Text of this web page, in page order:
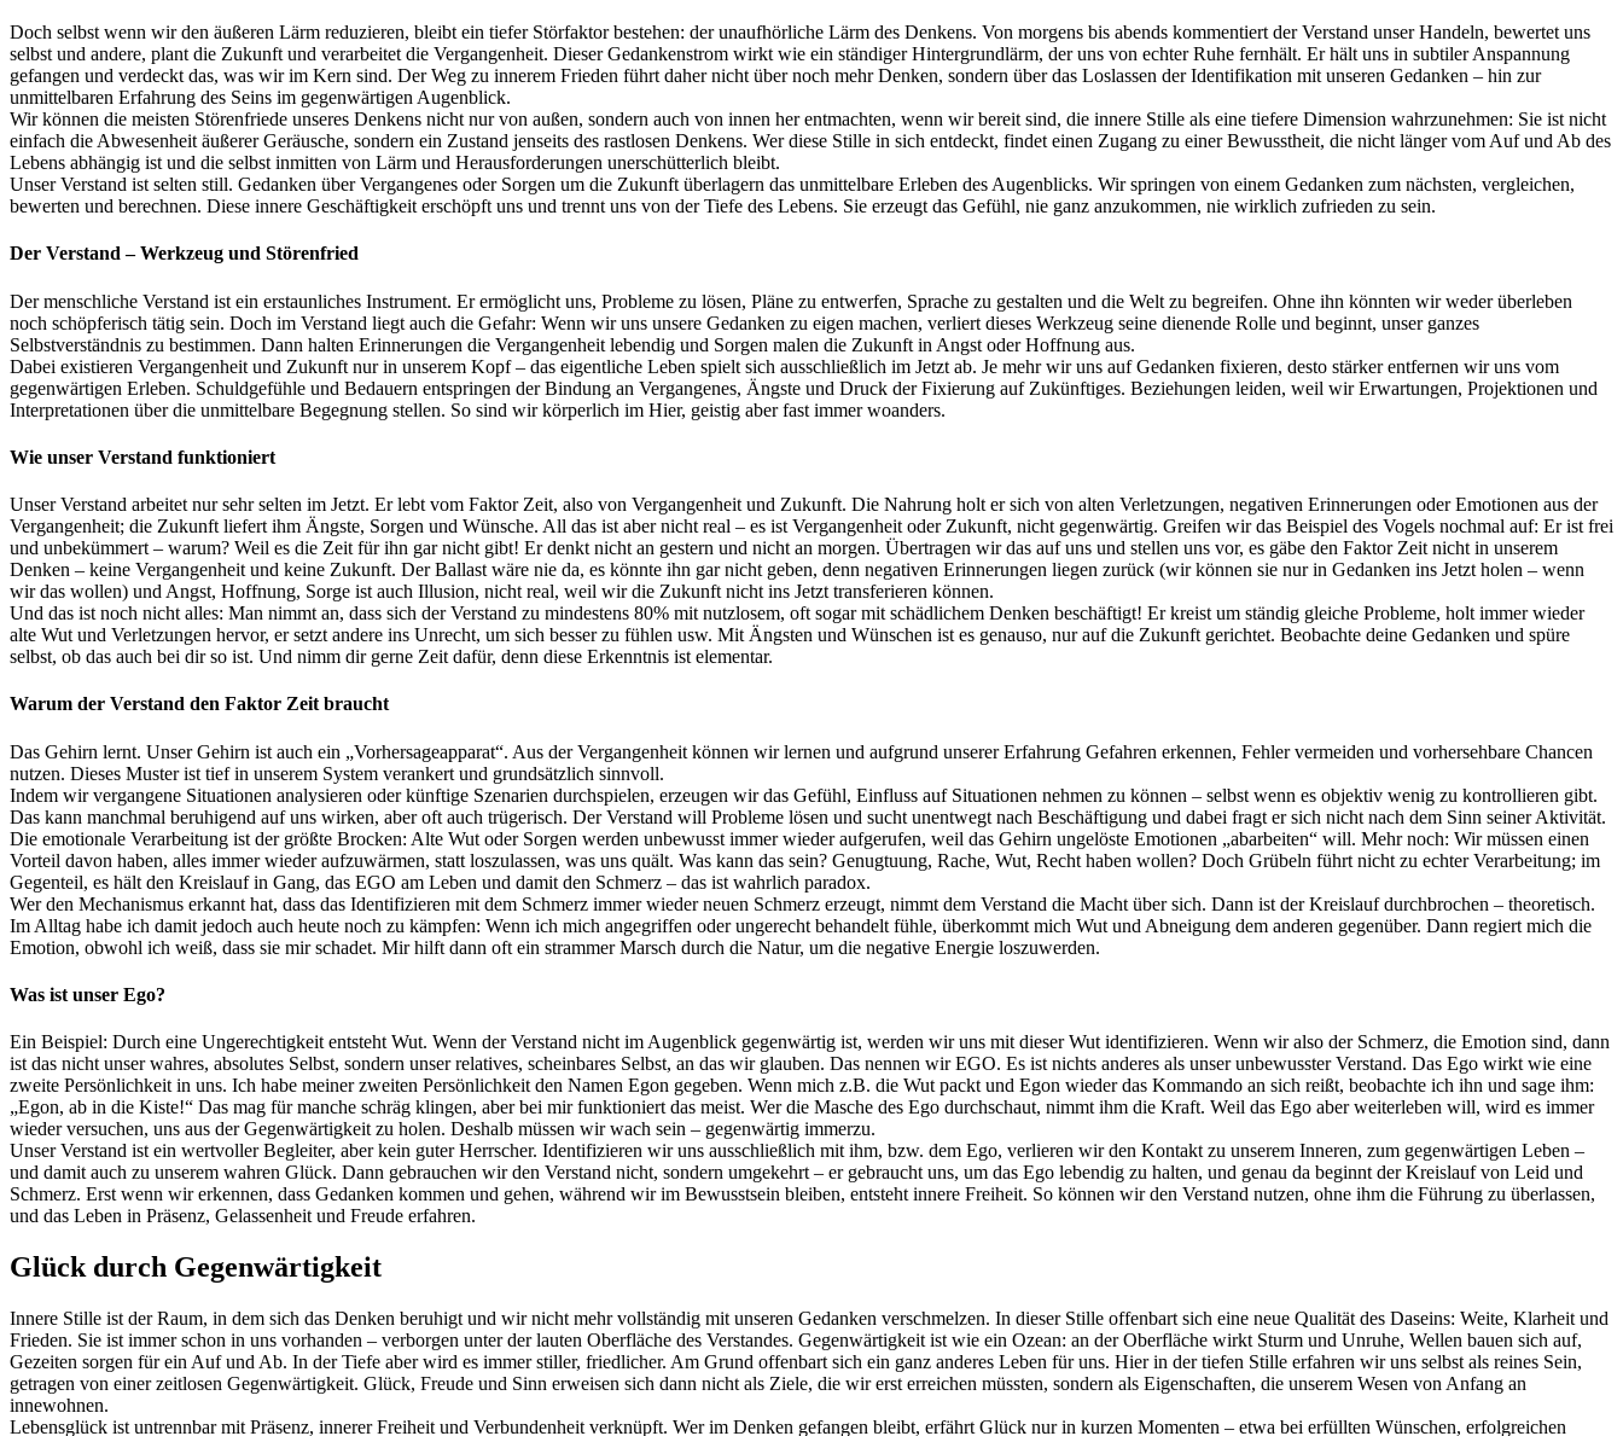
Doch selbst wenn wir den äußeren Lärm reduzieren, bleibt ein tiefer Störfaktor bestehen: der unaufhörliche Lärm des Denkens. Von morgens bis abends kommentiert der Verstand unser Handeln, bewertet uns
selbst und andere, plant die Zukunft und verarbeitet die Vergangenheit. Dieser Gedankenstrom wirkt wie ein ständiger Hintergrundlärm, der uns von echter Ruhe fernhält. Er hält uns in subtiler Anspannung
gefangen und verdeckt das, was wir im Kern sind. Der Weg zu innerem Frieden führt daher nicht über noch mehr Denken, sondern über das Loslassen der Identifikation mit unseren Gedanken – hin zur
unmittelbaren Erfahrung des Seins im gegenwärtigen Augenblick.
Wir können die meisten Störenfriede unseres Denkens nicht nur von außen, sondern auch von innen her entmachten, wenn wir bereit sind, die innere Stille als eine tiefere Dimension wahrzunehmen: Sie ist nicht
einfach die Abwesenheit äußerer Geräusche, sondern ein Zustand jenseits des rastlosen Denkens. Wer diese Stille in sich entdeckt, findet einen Zugang zu einer Bewusstheit, die nicht länger vom Auf und Ab des
Lebens abhängig ist und die selbst inmitten von Lärm und Herausforderungen unerschütterlich bleibt.
Unser Verstand ist selten still. Gedanken über Vergangenes oder Sorgen um die Zukunft überlagern das unmittelbare Erleben des Augenblicks. Wir springen von einem Gedanken zum nächsten, vergleichen,
bewerten und berechnen. Diese innere Geschäftigkeit erschöpft uns und trennt uns von der Tiefe des Lebens. Sie erzeugt das Gefühl, nie ganz anzukommen, nie wirklich zufrieden zu sein.
Der Verstand – Werkzeug und Störenfried
Der menschliche Verstand ist ein erstaunliches Instrument. Er ermöglicht uns, Probleme zu lösen, Pläne zu entwerfen, Sprache zu gestalten und die Welt zu begreifen. Ohne ihn könnten wir weder überleben
noch schöpferisch tätig sein. Doch im Verstand liegt auch die Gefahr: Wenn wir uns unsere Gedanken zu eigen machen, verliert dieses Werkzeug seine dienende Rolle und beginnt, unser ganzes
Selbstverständnis zu bestimmen. Dann halten Erinnerungen die Vergangenheit lebendig und Sorgen malen die Zukunft in Angst oder Hoffnung aus.
Dabei existieren Vergangenheit und Zukunft nur in unserem Kopf – das eigentliche Leben spielt sich ausschließlich im Jetzt ab. Je mehr wir uns auf Gedanken fixieren, desto stärker entfernen wir uns vom
gegenwärtigen Erleben. Schuldgefühle und Bedauern entspringen der Bindung an Vergangenes, Ängste und Druck der Fixierung auf Zukünftiges. Beziehungen leiden, weil wir Erwartungen, Projektionen und
Interpretationen über die unmittelbare Begegnung stellen. So sind wir körperlich im Hier, geistig aber fast immer woanders.
Wie unser Verstand funktioniert
Unser Verstand arbeitet nur sehr selten im Jetzt. Er lebt vom Faktor Zeit, also von Vergangenheit und Zukunft. Die Nahrung holt er sich von alten Verletzungen, negativen Erinnerungen oder Emotionen aus der
Vergangenheit; die Zukunft liefert ihm Ängste, Sorgen und Wünsche. All das ist aber nicht real – es ist Vergangenheit oder Zukunft, nicht gegenwärtig. Greifen wir das Beispiel des Vogels nochmal auf: Er ist frei
und unbekümmert – warum? Weil es die Zeit für ihn gar nicht gibt! Er denkt nicht an gestern und nicht an morgen. Übertragen wir das auf uns und stellen uns vor, es gäbe den Faktor Zeit nicht in unserem
Denken – keine Vergangenheit und keine Zukunft. Der Ballast wäre nie da, es könnte ihn gar nicht geben, denn negativen Erinnerungen liegen zurück (wir können sie nur in Gedanken ins Jetzt holen – wenn
wir das wollen) und Angst, Hoffnung, Sorge ist auch Illusion, nicht real, weil wir die Zukunft nicht ins Jetzt transferieren können.
Und das ist noch nicht alles: Man nimmt an, dass sich der Verstand zu mindestens 80% mit nutzlosem, oft sogar mit schädlichem Denken beschäftigt! Er kreist um ständig gleiche Probleme, holt immer wieder
alte Wut und Verletzungen hervor, er setzt andere ins Unrecht, um sich besser zu fühlen usw. Mit Ängsten und Wünschen ist es genauso, nur auf die Zukunft gerichtet. Beobachte deine Gedanken und spüre
selbst, ob das auch bei dir so ist. Und nimm dir gerne Zeit dafür, denn diese Erkenntnis ist elementar.
Warum der Verstand den Faktor Zeit braucht
Das Gehirn lernt. Unser Gehirn ist auch ein „Vorhersageapparat“. Aus der Vergangenheit können wir lernen und aufgrund unserer Erfahrung Gefahren erkennen, Fehler vermeiden und vorhersehbare Chancen
nutzen. Dieses Muster ist tief in unserem System verankert und grundsätzlich sinnvoll.
Indem wir vergangene Situationen analysieren oder künftige Szenarien durchspielen, erzeugen wir das Gefühl, Einfluss auf Situationen nehmen zu können – selbst wenn es objektiv wenig zu kontrollieren gibt.
Das kann manchmal beruhigend auf uns wirken, aber oft auch trügerisch. Der Verstand will Probleme lösen und sucht unentwegt nach Beschäftigung und dabei fragt er sich nicht nach dem Sinn seiner Aktivität.
Die emotionale Verarbeitung ist der größte Brocken: Alte Wut oder Sorgen werden unbewusst immer wieder aufgerufen, weil das Gehirn ungelöste Emotionen „abarbeiten“ will. Mehr noch: Wir müssen einen
Vorteil davon haben, alles immer wieder aufzuwärmen, statt loszulassen, was uns quält. Was kann das sein? Genugtuung, Rache, Wut, Recht haben wollen? Doch Grübeln führt nicht zu echter Verarbeitung; im
Gegenteil, es hält den Kreislauf in Gang, das EGO am Leben und damit den Schmerz – das ist wahrlich paradox.
Wer den Mechanismus erkannt hat, dass das Identifizieren mit dem Schmerz immer wieder neuen Schmerz erzeugt, nimmt dem Verstand die Macht über sich. Dann ist der Kreislauf durchbrochen – theoretisch.
Im Alltag habe ich damit jedoch auch heute noch zu kämpfen: Wenn ich mich angegriffen oder ungerecht behandelt fühle, überkommt mich Wut und Abneigung dem anderen gegenüber. Dann regiert mich die
Emotion, obwohl ich weiß, dass sie mir schadet. Mir hilft dann oft ein strammer Marsch durch die Natur, um die negative Energie loszuwerden.
Was ist unser Ego?
Ein Beispiel: Durch eine Ungerechtigkeit entsteht Wut. Wenn der Verstand nicht im Augenblick gegenwärtig ist, werden wir uns mit dieser Wut identifizieren. Wenn wir also der Schmerz, die Emotion sind, dann
ist das nicht unser wahres, absolutes Selbst, sondern unser relatives, scheinbares Selbst, an das wir glauben. Das nennen wir EGO. Es ist nichts anderes als unser unbewusster Verstand. Das Ego wirkt wie eine
zweite Persönlichkeit in uns. Ich habe meiner zweiten Persönlichkeit den Namen Egon gegeben. Wenn mich z.B. die Wut packt und Egon wieder das Kommando an sich reißt, beobachte ich ihn und sage ihm:
„Egon, ab in die Kiste!“ Das mag für manche schräg klingen, aber bei mir funktioniert das meist. Wer die Masche des Ego durchschaut, nimmt ihm die Kraft. Weil das Ego aber weiterleben will, wird es immer
wieder versuchen, uns aus der Gegenwärtigkeit zu holen. Deshalb müssen wir wach sein – gegenwärtig immerzu.
Unser Verstand ist ein wertvoller Begleiter, aber kein guter Herrscher. Identifizieren wir uns ausschließlich mit ihm, bzw. dem Ego, verlieren wir den Kontakt zu unserem Inneren, zum gegenwärtigen Leben –
und damit auch zu unserem wahren Glück. Dann gebrauchen wir den Verstand nicht, sondern umgekehrt – er gebraucht uns, um das Ego lebendig zu halten, und genau da beginnt der Kreislauf von Leid und
Schmerz. Erst wenn wir erkennen, dass Gedanken kommen und gehen, während wir im Bewusstsein bleiben, entsteht innere Freiheit. So können wir den Verstand nutzen, ohne ihm die Führung zu überlassen,
und das Leben in Präsenz, Gelassenheit und Freude erfahren.
Glück durch Gegenwärtigkeit
Innere Stille ist der Raum, in dem sich das Denken beruhigt und wir nicht mehr vollständig mit unseren Gedanken verschmelzen. In dieser Stille offenbart sich eine neue Qualität des Daseins: Weite, Klarheit und
Frieden. Sie ist immer schon in uns vorhanden – verborgen unter der lauten Oberfläche des Verstandes. Gegenwärtigkeit ist wie ein Ozean: an der Oberfläche wirkt Sturm und Unruhe, Wellen bauen sich auf,
Gezeiten sorgen für ein Auf und Ab. In der Tiefe aber wird es immer stiller, friedlicher. Am Grund offenbart sich ein ganz anderes Leben für uns. Hier in der tiefen Stille erfahren wir uns selbst als reines Sein,
getragen von einer zeitlosen Gegenwärtigkeit. Glück, Freude und Sinn erweisen sich dann nicht als Ziele, die wir erst erreichen müssten, sondern als Eigenschaften, die unserem Wesen von Anfang an
innewohnen.
Lebensglück ist untrennbar mit Präsenz, innerer Freiheit und Verbundenheit verknüpft. Wer im Denken gefangen bleibt, erfährt Glück nur in kurzen Momenten – etwa bei erfüllten Wünschen, erfolgreichen